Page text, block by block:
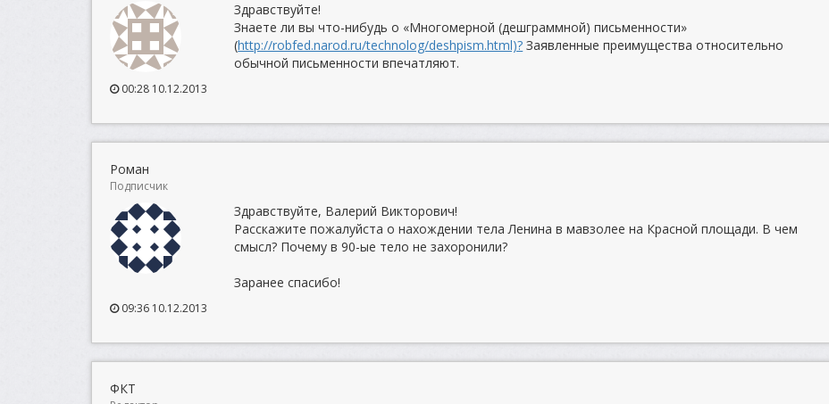
Здравствуйте!
Знаете ли вы что-нибудь о «Многомерной (дешграммной) письменности»
(http://robfed.narod.ru/technolog/deshpism.html)? Заявленные преимущества относительно
обычной письменности впечатляют.
00:28 10.12.2013
Роман
Подписчик
Здравствуйте, Валерий Викторович!
Расскажите пожалуйста о нахождении тела Ленина в мавзолее на Красной площади. В чем
смысл? Почему в 90-ые тело не захоронили?
Заранее спасибо!
09:36 10.12.2013
ФКТ